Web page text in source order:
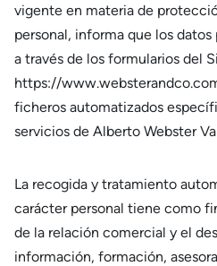
vigente en materia de
personal, informa que los
a través de los formularios del
https://
ficheros automatizados
servicios de Alberto Webster
La recogida y tratamiento
carácter personal tiene como
de la relación comercial y el
información, formación,